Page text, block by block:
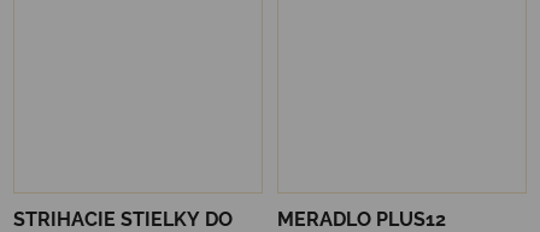
STRIHACIE STIELKY DO
MERADLO PLUS12